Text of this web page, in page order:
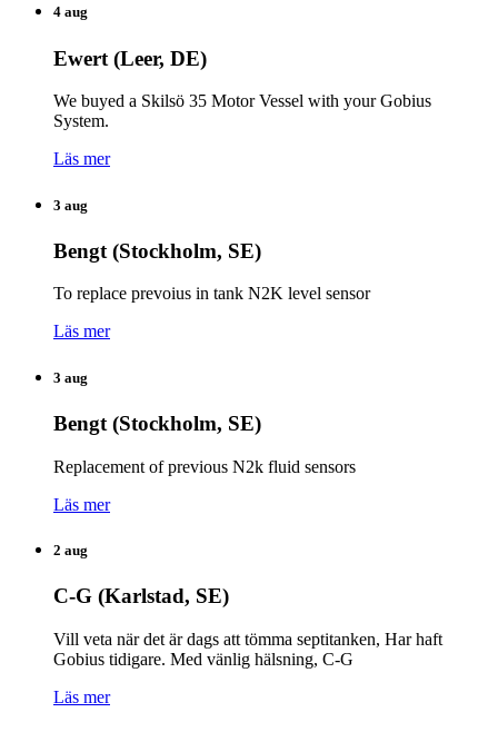
4 aug
Ewert (Leer, DE)
We buyed a Skilsö 35 Motor Vessel with your Gobius
System.
Läs mer
3 aug
Bengt (Stockholm, SE)
To replace prevoius in tank N2K level sensor
Läs mer
3 aug
Bengt (Stockholm, SE)
Replacement of previous N2k fluid sensors
Läs mer
2 aug
C-G (Karlstad, SE)
Vill veta när det är dags att tömma septitanken, Har haft
Gobius tidigare. Med vänlig hälsning, C-G
Läs mer